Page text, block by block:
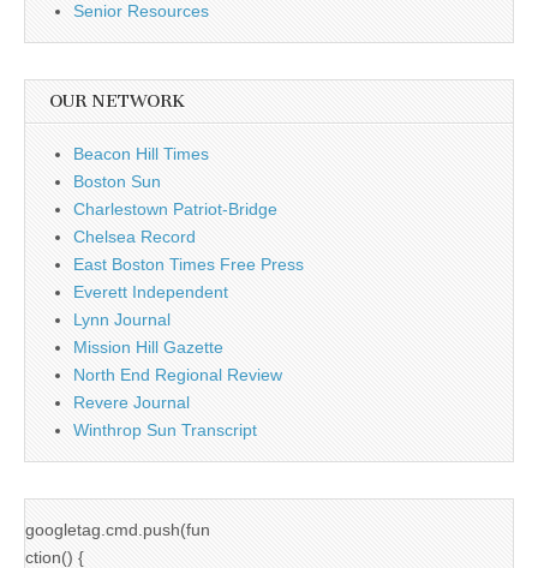
Senior Resources
OUR NETWORK
Beacon Hill Times
Boston Sun
Charlestown Patriot-Bridge
Chelsea Record
East Boston Times Free Press
Everett Independent
Lynn Journal
Mission Hill Gazette
North End Regional Review
Revere Journal
Winthrop Sun Transcript
googletag.cmd.push(fun
ction() {